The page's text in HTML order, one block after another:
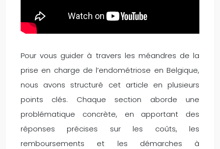
Pour vous guider à travers les méandres de la
prise en charge de l’endométriose en Belgique,
nous avons structuré cet article en plusieurs
points clés. Chaque section aborde une
problématique concrète, en apportant des
réponses précises sur les coûts, les
remboursements et les démarches à